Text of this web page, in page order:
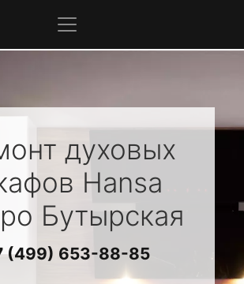
духовых
Hansa
Бутырская
(499) 653-88-85